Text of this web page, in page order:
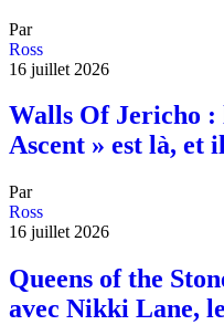
Par
Ross
16 juillet 2026
Walls Of Jericho :
Ascent » est là, et
Par
Ross
16 juillet 2026
Queens of the
avec Nikki Lane,